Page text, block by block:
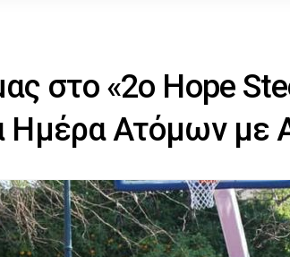
στο «2ο Hope
Ημέρα Ατόμων με